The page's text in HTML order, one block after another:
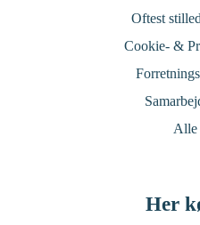
Oftest
Cookie- &
Alle
Her